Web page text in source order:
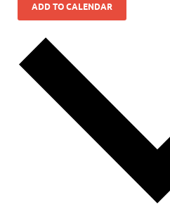
ADD TO CALENDAR